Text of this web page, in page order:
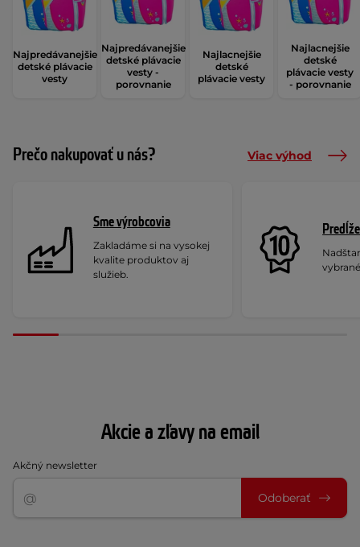
Najpredávanejšie
detské plávacie
vesty
Najpredávanejšie
detské plávacie
vesty -
porovnanie
Najlacnejšie
detské
plávacie vesty
Najlacnejšie
detské
plávacie vesty
- porovnanie
Prečo nakupovať u nás? Viac výhod
Sme výrobcovia
Zakladáme si na vysokej
kvalite produktov aj
služieb.
Akcie a zľavy na email
Akčný newsletter
Odoberať